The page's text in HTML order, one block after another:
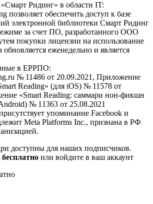
Ридинг» в области IT:
позволяет обеспечить доступ к базе
электронной библиотеки Смарт Ридинг
за счет ПО, разработанного ООО
покупки лицензии на использование
еженедельно и является
в ЕРРПО:
№ 11486 от 20.09.2021, Приложение
Reading» (для iOS) № 11578 от
«Smart Reading: саммари нон-фикшн
№ 11363 от 25.08.2021
упоминание Facebook и
Meta Platforms Inc., признана в РФ
доступны для наших подписчиков.
или войдите в ваш аккаунт